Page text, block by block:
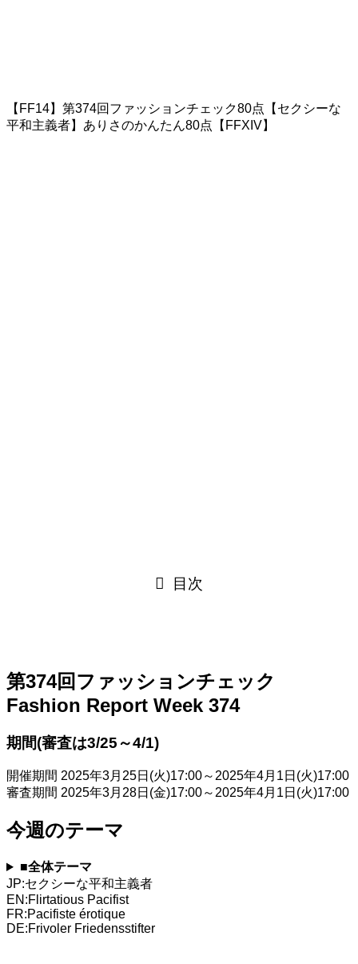
【FF14】第374回ファッションチェック80点【セクシーな
平和主義者】ありさのかんたん80点【FFXIV】
目次
第374回ファッションチェック
Fashion Report Week 374
期間(審査は3/25～4/1)
開催期間 2025年3月25日(火)17:00～2025年4月1日(火)17:00
審査期間 2025年3月28日(金)17:00～2025年4月1日(火)17:00
今週のテーマ
■全体テーマ
JP:セクシーな平和主義者
EN:Flirtatious Pacifist
FR:Pacifiste érotique
DE:Frivoler Friedensstifter